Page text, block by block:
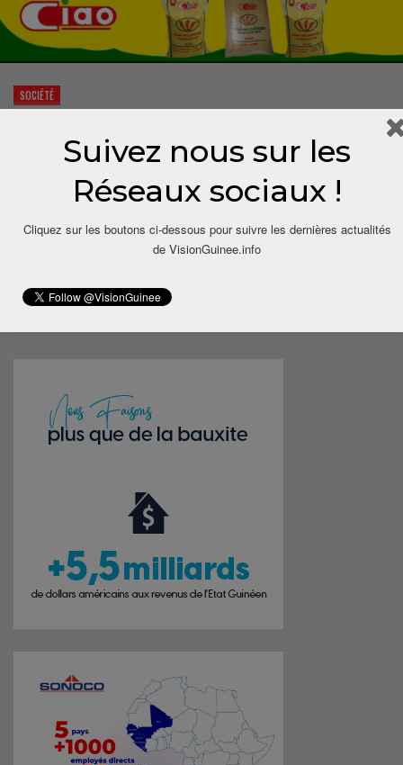
SOCIÉTÉ
Victime d’un triple viol à Labé : Laouratou
Diallo introuvable
C’est une sordide affaire qui secoue la ville de Labé, mettant la population
Suivez nous sur les
Réseaux sociaux !
Cliquez sur les boutons ci-dessous pour suivre les dernières actualités
de VisionGuinee.info